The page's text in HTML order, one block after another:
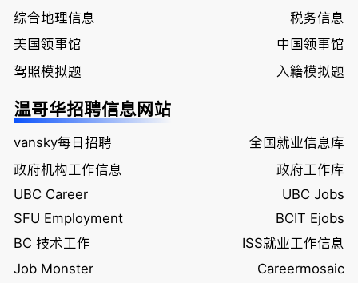
综合地理信息
税务信息
美国领事馆
中国领事馆
驾照模拟题
入籍模拟题
温哥华招聘信息网站
vansky每日招聘
全国就业信息库
政府机构工作信息
政府工作库
UBC Career
UBC Jobs
SFU Employment
BCIT Ejobs
BC 技术工作
ISS就业工作信息
Job Monster
Careermosaic